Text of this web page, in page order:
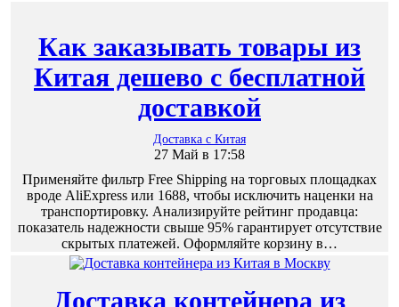
Как заказывать товары из
Китая дешево с бесплатной
доставкой
Доставка с Китая
27 Май в 17:58
Применяйте фильтр Free Shipping на торговых площадках
вроде AliExpress или 1688, чтобы исключить наценки на
транспортировку. Анализируйте рейтинг продавца:
показатель надежности свыше 95% гарантирует отсутствие
скрытых платежей. Оформляйте корзину в…
Доставка контейнера из